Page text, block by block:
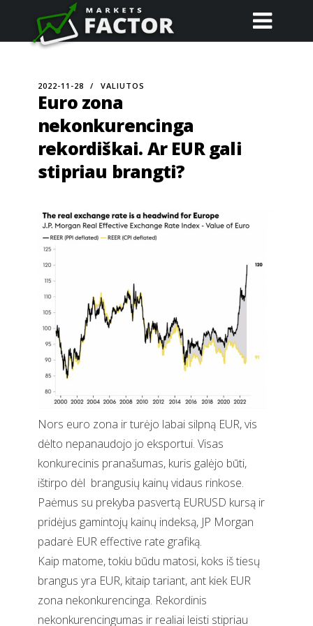
2022-11-28 VALIUTOS
Euro zona
nekonkurencinga
rekordiškai. Ar EUR gali
stipriau brangti?
Nors euro zona ir turėjo labai silpną EUR, vis
dėlto nepanaudojo jo eksportui. Visas
konkurecinis pranašumas, kuris galėjo būti,
ištirpo dėl brangusių kainų vidaus rinkose.
Paėmus su prekyba pasvertą EURUSD kursą ir
pridėjus gamintojų kainų indeksą, JP Morgan
padarė EUR effective rate grafiką.
Kaip matome, tokiu būdu matosi, koks iš tiesų
brangus yra EUR, kitaip tariant, ant kiek EUR
zona nekonkurencinga. Rekordinis
nekonkurencingumas ir realiai leisti stipriau